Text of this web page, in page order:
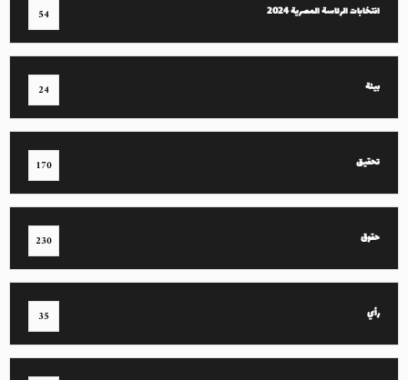
انتخابات الرئاسة المصرية 2024 54
بيئة 24
تحقيق 170
حقوق 230
رأي 35